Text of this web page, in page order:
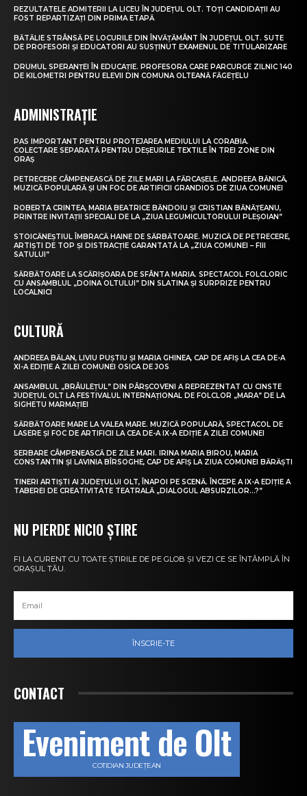
REZULTATELE ADMITERII LA LICEU ÎN JUDEȚUL OLT. TOȚI CANDIDAȚII AU
FOST REPARTIZAȚI DIN PRIMA ETAPĂ
BĂTĂLIE STRÂNSĂ PE LOCURILE DIN ÎNVĂȚĂMÂNT ÎN JUDEȚUL OLT. SUTE
DE PROFESORI ȘI EDUCATORI AU SUSȚINUT EXAMENUL DE TITULARIZARE
DRUMUL SPERANȚEI ÎN EDUCAȚIE. PROFESORA CARE PARCURGE ZILNIC 140
DE KILOMETRI PENTRU ELEVII DIN COMUNA OLTEANĂ FĂGEȚELU
ADMINISTRAȚIE
PAS IMPORTANT PENTRU PROTEJAREA MEDIULUI LA CORABIA.
COLECTARE SEPARATĂ PENTRU DEȘEURILE TEXTILE ÎN TREI ZONE DIN
ORAȘ
PETRECERE CÂMPENEASCĂ DE ZILE MARI LA FĂRCAȘELE. ANDREEA BĂNICĂ,
MUZICĂ POPULARĂ ȘI UN FOC DE ARTIFICII GRANDIOS DE ZIUA COMUNEI
ROBERTA CRINTEA, MARIA BEATRICE BĂNDOIU ȘI CRISTIAN BĂNĂȚEANU,
PRINTRE INVITAȚII SPECIALI DE LA „ZIUA LEGUMICULTORULUI PLEȘOIAN”
STOICĂNEȘTIUL ÎMBRACĂ HAINE DE SĂRBĂTOARE. MUZICĂ DE PETRECERE,
ARTIȘTI DE TOP ȘI DISTRACȚIE GARANTATĂ LA „ZIUA COMUNEI – FIII
SATULUI”
SĂRBĂTOARE LA SCĂRIȘOARA DE SFÂNTA MARIA. SPECTACOL FOLCLORIC
CU ANSAMBLUL „DOINA OLTULUI” DIN SLATINA ȘI SURPRIZE PENTRU
LOCALNICI
CULTURĂ
ANDREEA BĂLAN, LIVIU PUȘTIU ȘI MARIA GHINEA, CAP DE AFIȘ LA CEA DE-A
XI-A EDIȚIE A ZILEI COMUNEI OSICA DE JOS
ANSAMBLUL „BRÂULEȚUL” DIN PÂRȘCOVENI A REPREZENTAT CU CINSTE
JUDEȚUL OLT LA FESTIVALUL INTERNAȚIONAL DE FOLCLOR „MARA” DE LA
SIGHETU MARMAȚIEI
SĂRBĂTOARE MARE LA VALEA MARE. MUZICĂ POPULARĂ, SPECTACOL DE
LASERE ȘI FOC DE ARTIFICII LA CEA DE-A IX-A EDIȚIE A ZILEI COMUNEI
SERBARE CÂMPENEASCĂ DE ZILE MARI. IRINA MARIA BIROU, MARIA
CONSTANTIN ȘI LAVINIA BÎRSOGHE, CAP DE AFIȘ LA ZIUA COMUNEI BĂRĂȘTI
TINERI ARTIȘTI AI JUDEȚULUI OLT, ÎNAPOI PE SCENĂ. ÎNCEPE A IX-A EDIȚIE A
TABEREI DE CREATIVITATE TEATRALĂ „DIALOGUL ABSURZILOR…?”
NU PIERDE NICIO ȘTIRE
FI LA CURENT CU TOATE ȘTIRILE DE PE GLOB ȘI VEZI CE SE ÎNTÂMPLĂ ÎN
ORAȘUL TĂU.
ÎNSCRIE-TE
CONTACT
Eveniment de Olt
COTIDIAN JUDEȚEAN